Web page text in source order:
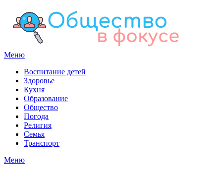
содержимому
Меню
Воспитание детей
Здоровье
Кухня
Образование
Общество
Погода
Религия
Семья
Транспорт
Меню